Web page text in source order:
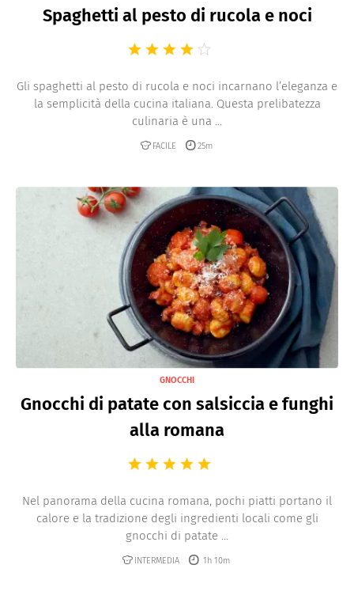
Spaghetti al pesto di rucola e noci
Gli spaghetti al pesto di rucola e noci incarnano l’eleganza e
la semplicità della cucina italiana. Questa prelibatezza
culinaria è una ...
FACILE 25m
GNOCCHI
Gnocchi di patate con salsiccia e funghi
alla romana
Nel panorama della cucina romana, pochi piatti portano il
calore e la tradizione degli ingredienti locali come gli
gnocchi di patate ...
INTERMEDIA 1h 10m